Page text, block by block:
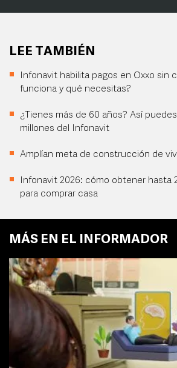
LEE TAMBIÉN
Infonavit habilita pagos en Oxxo sin
funciona y qué necesitas?
¿Tienes más de 60 años? Así
millones del Infonavit
Amplían meta de construcción de
Infonavit 2026: cómo obtener hasta
para comprar casa
MÁS EN EL INFORMADOR